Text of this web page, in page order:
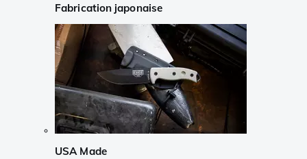
Fabrication japonaise
USA Made